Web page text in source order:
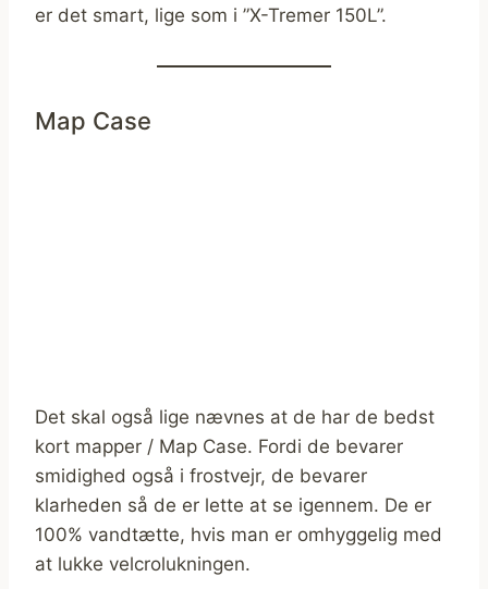
er det smart, lige som i ”X-Tremer 150L”.
Map Case
Det skal også lige nævnes at de har de bedst
kort mapper / Map Case. Fordi de bevarer
smidighed også i frostvejr, de bevarer
klarheden så de er lette at se igennem. De er
100% vandtætte, hvis man er omhyggelig med
at lukke velcrolukningen.